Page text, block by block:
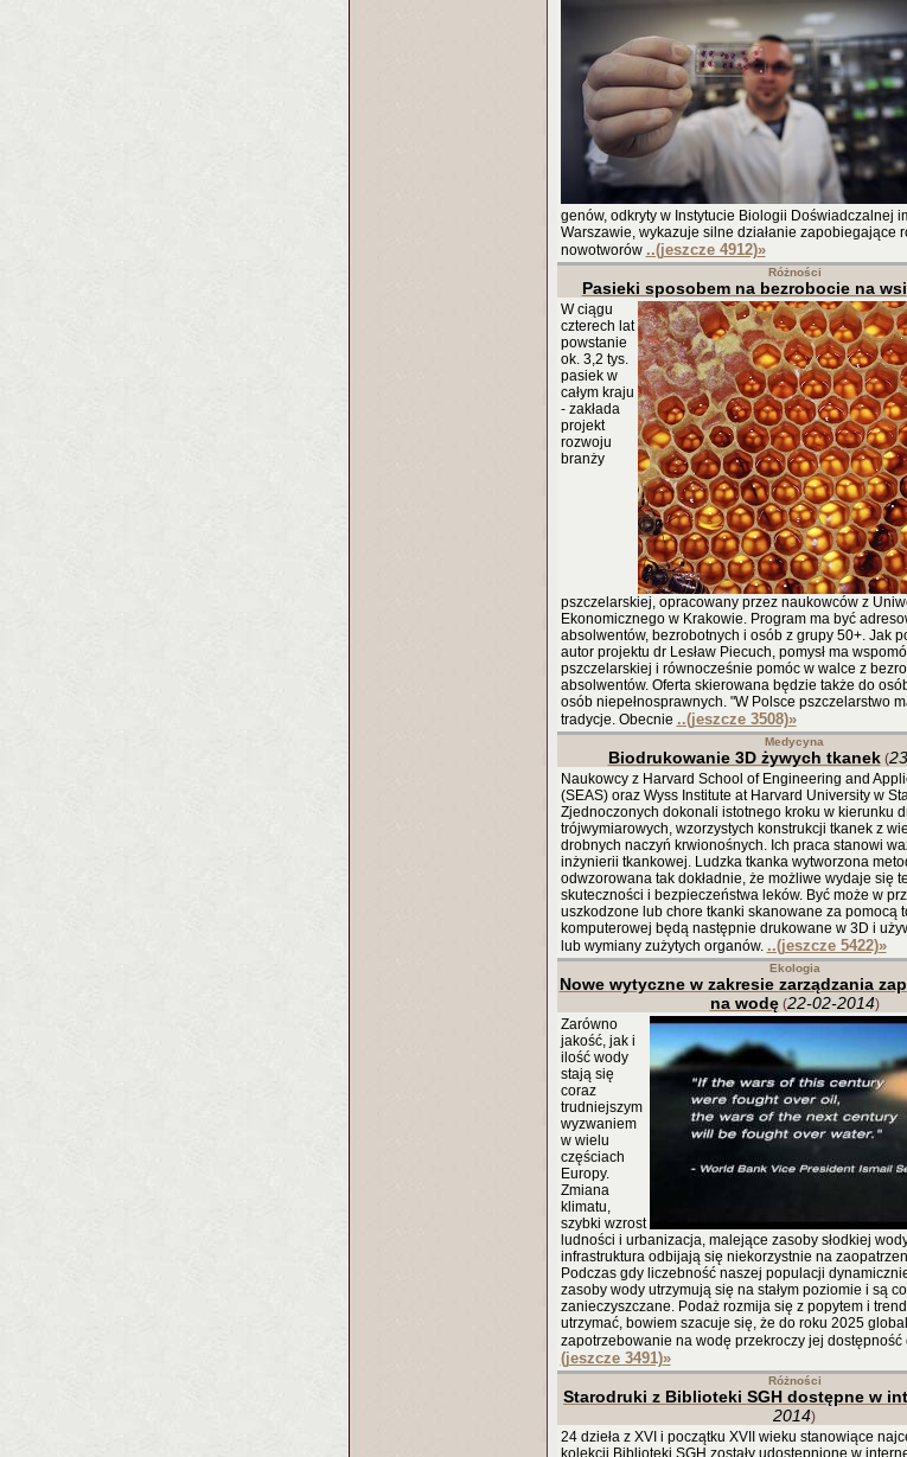
genów, odkryty w Instytucie Biologii Doświadczalnej
Warszawie, wykazuje silne działanie zapobiegające
nowotworów ..(jeszcze 4912)»
Różności
Pasieki sposobem na bezrobocie na wsi
W ciągu
czterech lat
powstanie
ok. 3,2 tys.
pasiek w
całym kraju
- zakłada
projekt
rozwoju
branży
pszczelarskiej, opracowany przez naukowców z
Ekonomicznego w Krakowie. Program ma być
absolwentów, bezrobotnych i osób z grupy 50+. Jak
autor projektu dr Lesław Piecuch, pomysł ma
pszczelarskiej i równocześnie pomóc w walce z
absolwentów. Oferta skierowana będzie także do
osób niepełnosprawnych. "W Polsce pszczelarstwo
tradycje. Obecnie ..(jeszcze 3508)»
Medycyna
Biodrukowanie 3D żywych tkanek(
Naukowcy z Harvard School of Engineering and
(SEAS) oraz Wyss Institute at Harvard University w
Zjednoczonych dokonali istotnego kroku w kierunku
trójwymiarowych, wzorzystych konstrukcji tkanek z
drobnych naczyń krwionośnych. Ich praca stanowi
inżynierii tkankowej. Ludzka tkanka wytworzona
odwzorowana tak dokładnie, że możliwe wydaje się
skuteczności i bezpieczeństwa leków. Być może w
uszkodzone lub chore tkanki skanowane za pomocą
komputerowej będą następnie drukowane w 3D i
lub wymiany zużytych organów. ..(jeszcze 5422)»
Ekologia
Nowe wytyczne w zakresie zarządzania
na wodę(22-02-2014)
Zarówno
jakość, jak i
ilość wody
stają się
coraz
trudniejszym
wyzwaniem
w wielu
częściach
Europy.
Zmiana
klimatu,
szybki wzrost
ludności i urbanizacja, malejące zasoby słodkiej
infrastruktura odbijają się niekorzystnie na
Podczas gdy liczebność naszej populacji
zasoby wody utrzymują się na stałym poziomie i są
zanieczyszczane. Podaż rozmija się z popytem i
utrzymać, bowiem szacuje się, że do roku 2025
zapotrzebowanie na wodę przekroczy jej dostępność
(jeszcze 3491)»
Różności
Starodruki z Biblioteki SGH dostępne w
2014)
24 dzieła z XVI i początku XVII wieku stanowiące
kolekcji Biblioteki SGH zostały udostępnione w